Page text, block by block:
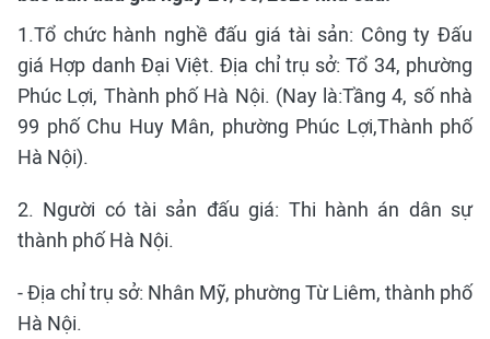
1.Tổ chức hành nghề đấu giá tài sản: Công ty Đấu
giá Hợp danh Đại Việt. Địa chỉ trụ sở: Tổ 34, phường
Phúc Lợi, Thành phố Hà Nội. (Nay là:Tầng 4, số nhà
99 phố Chu Huy Mân, phường Phúc Lợi,Thành phố
Hà Nội).
2. Người có tài sản đấu giá: Thi hành án dân sự
thành phố Hà Nội.
- Địa chỉ trụ sở: Nhân Mỹ, phường Từ Liêm, thành phố
Hà Nội.